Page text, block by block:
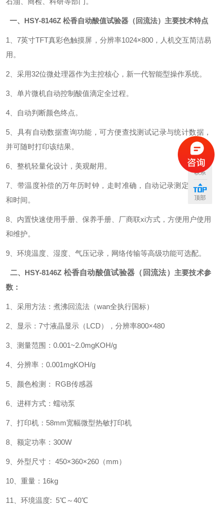
一、HSY-8146Z 松香自动酸值试验器（回流法） 主要技术特点
1、7英寸TFT真彩色触摸屏，分辨率1024×800，人机交互简洁易
用。
2、采用32位微处理器作为主控核心，新一代智能型操作系统。
3、单片微机自动控制酸值滴定全过程。
4、自动判断颜色终点。
5、具有自动数据查询功能，可方便查找测试记录与统计数据，
并可随时打印该结果。
6、整机轻量化设计，美观耐用。
7、带温度补偿的万年历时钟，走时准确，自动记录测定的日期
和时间。
8、内置快速使用手册、保养手册、厂商联xi方式，方便用户使用
和维护。
9、环境温度、湿度、气压记录，网络传输等高级功能可选配。
二、 HSY-8146Z 松香自动酸值试验器（回流法） 主要技术参
数：
1、采用方法：煮沸回流法（wan全执行国标）
2、显示：7寸液晶显示（LCD），分辨率800×480
3、测量范围：0.001~2.0mgKOH/g
4、分辨率：0.001mgKOH/g
5、颜色检测： RGB传感器
6、进样方式：蠕动泵
7、打印机：58mm宽幅微型热敏打印机
8、额定功率：300W
9、外型尺寸： 450×360×260（mm）
10、重量：16kg
11、环境温度: 5℃～40℃
联系
顶部